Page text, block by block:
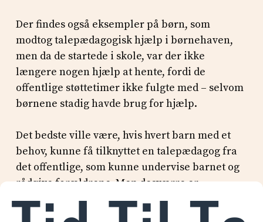
Der findes også eksempler på børn, som
modtog talepædagogisk hjælp i børnehaven,
men da de startede i skole, var der ikke
længere nogen hjælp at hente, fordi de
offentlige støttetimer ikke fulgte med – selvom
børnene stadig havde brug for hjælp.
Det bedste ville være, hvis hvert barn med et
behov, kunne få tilknyttet en talepædagog fra
det offentlige, som kunne undervise barnet og
rådgive forældrene. Men desværre er
ressourcerne og normeringen ikke til dette.
Derfor er det vigtigt som forældre at vide, at